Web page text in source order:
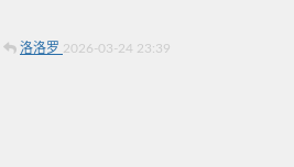
洛洛罗 2026-03-24 23:39